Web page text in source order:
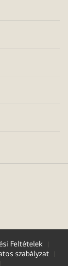
Feltételek
szabályzat